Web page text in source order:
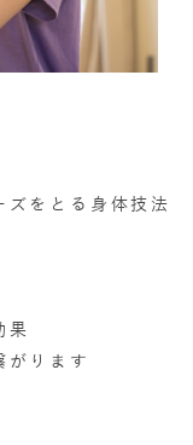
ズをとる身体技法
果
がります